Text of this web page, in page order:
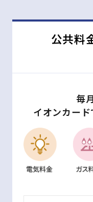
公共料
毎
イオンカー